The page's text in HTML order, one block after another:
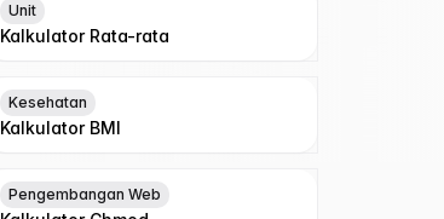
Unit
Kalkulator Rata-rata
Kesehatan
Kalkulator BMI
Pengembangan Web